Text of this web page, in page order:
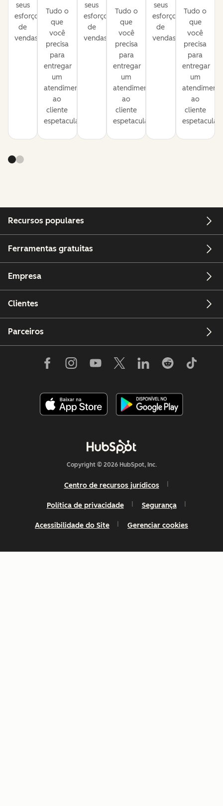
seus
esforços
de
vendas.
Tudo o
que
você
precisa
para
entregar
um
atendimento
ao
cliente
espetacular.
seus
esforços
de
vendas.
Tudo o
que
você
precisa
para
entregar
um
atendimento
ao
cliente
espetacular.
seus
esforços
de
vendas.
Tudo o
que
você
precisa
para
entregar
um
ao
cliente
espetacular.
Recursos populares
Ferramentas gratuitas
Empresa
Clientes
Parceiros
Copyright © 2026 HubSpot, Inc.
Centro de recursos jurídicos
Política de privacidade Segurança
Acessibilidade do Site Gerenciar cookies